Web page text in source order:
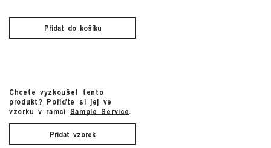
Přidat do košíku
Chcete vyzkoušet tento
produkt? Pořiďte si jej ve
vzorku v rámci Sample Service.
Přidat vzorek